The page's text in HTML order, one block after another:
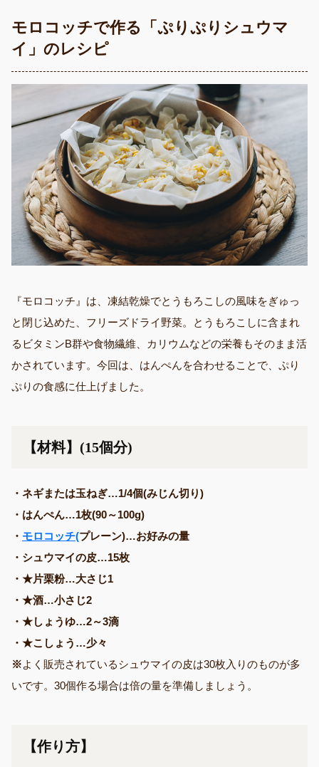
モロコッチで作る「ぷりぷりシュウマ
イ」のレシピ
『モロコッチ』は、凍結乾燥でとうもろこしの風味をぎゅっ
と閉じ込めた、フリーズドライ野菜。とうもろこしに含まれ
るビタミンB群や食物繊維、カリウムなどの栄養もそのまま活
かされています。今回は、はんぺんを合わせることで、ぷり
ぷりの食感に仕上げました。
【材料】(15個分)
・ネギまたは玉ねぎ…1/4個(みじん切り)
・はんぺん…1枚(90～100g)
・ モロコッチ(プレーン)…お好みの量
・シュウマイの皮…15枚
・★片栗粉…大さじ1
・★酒…小さじ2
・★しょうゆ…2～3滴
・★こしょう…少々
※よく販売されているシュウマイの皮は30枚入りのものが多
いです。30個作る場合は倍の量を準備しましょう。
【作り方】